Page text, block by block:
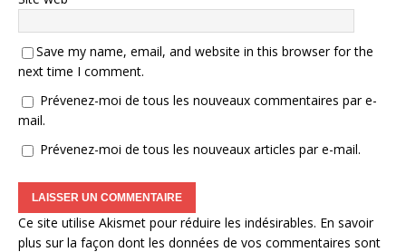
Save my name, email, and website in this browser for the
next time I comment.
Prévenez-moi de tous les nouveaux commentaires par e-
mail.
Prévenez-moi de tous les nouveaux articles par e-mail.
Ce site utilise Akismet pour réduire les indésirables. En savoir
plus sur la façon dont les données de vos commentaires sont